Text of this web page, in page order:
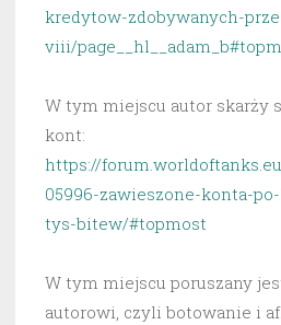
kredytow-zdobywanych-
viii/
W tym miejscu autor skarży
kont:
https://
05996-zawieszone-konta-
tys-bitew/#topmost
W tym miejscu poruszany
autorowi, czyli botowanie i